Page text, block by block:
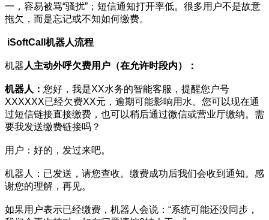
一，容易被骂“骚扰”；短信通知打开率低。很多用户不是故意
拖欠，而是忘记或不知如何缴费。
iSoftCall机器人流程
机器 人主动外呼欠费用户（在允许时段内）：
机器人： 您好，我是XX水务的智能客服，提醒您户号
XXXXXX已经欠费XX元，逾期可能影响用水。您可以现在通
过短信链接直接缴费，也可以稍后通过微信或营业厅缴纳。需
要我发送缴费链接吗？
用户：好的，发过来吧。
机器人：已发送，请您查收。缴费成功后我们会收到通知。感
谢您的理解，再见。
如果用户表示已经缴费，机器人会说：“系统可能还没同步，